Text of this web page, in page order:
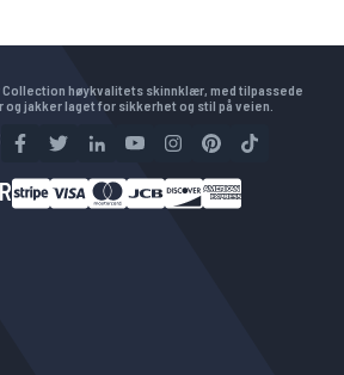
Collection høykvalitets skinnklær, med tilpassede
jakker laget for sikkerhet og stil på veien.